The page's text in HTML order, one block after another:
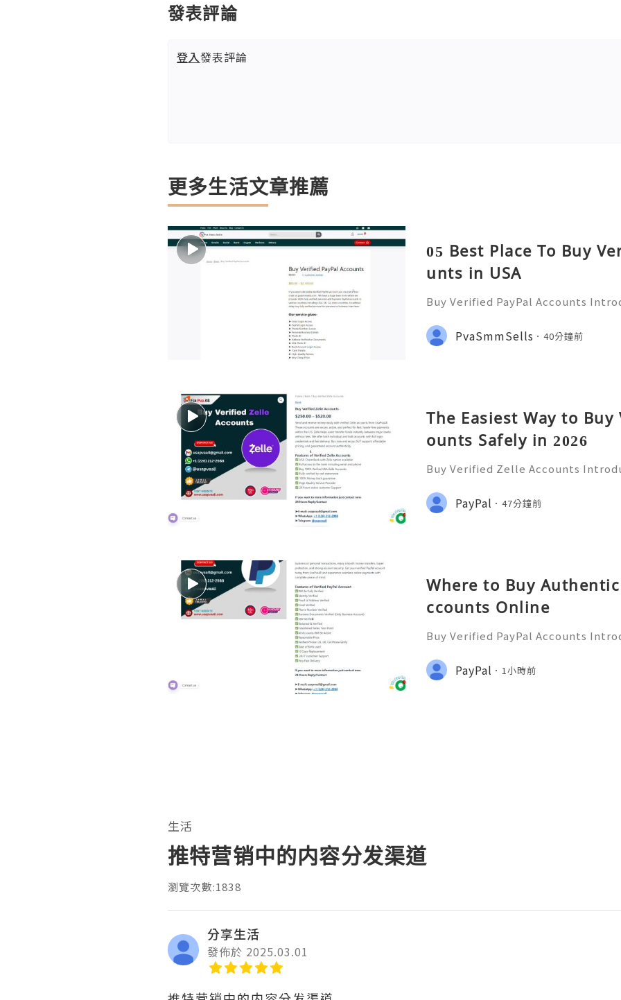
發表評論
登入發表評論
更多生活文章推薦
05 Best Place To Buy
unts in USA
Buy Verified PayPal Accounts
g convenience and security for
u're shopping, selling,
PvaSmmSells 40分鐘前
The Easiest Way to
ounts Safely in 2026
Buy Verified Zelle Accounts
ways to transfer money has
a popular payment ser
PayPal 47分鐘前
Where to Buy
ccounts Online
Buy Verified PayPal Accounts
n than ever. PayPal stands out as
ms for sending and recei
PayPal 1小時前
生活
推特营销中的内容分发渠道
瀏覽次數:1838
分享生活
發佈於 2025.03.01